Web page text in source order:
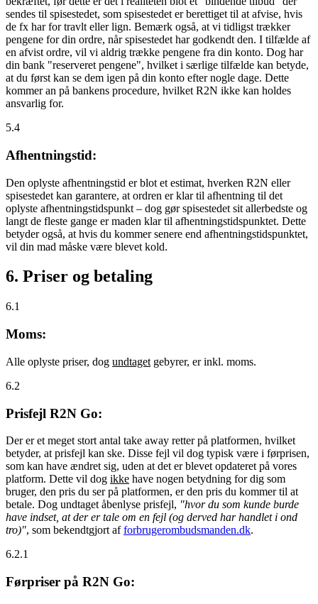
sendes til spisestedet, som spisestedet er berettiget til at afvise, hvis
de fx har for travlt eller lign. Bemærk også, at vi tidligst trækker
pengene for din ordre, når spisestedet har godkendt den. I tilfælde af
en afvist ordre, vil vi aldrig trække pengene fra din konto. Dog har
din bank "reserveret pengene", hvilket i særlige tilfælde kan betyde,
at du først kan se dem igen på din konto efter nogle dage. Dette
kommer an på bankens procedure, hvilket R2N ikke kan holdes
ansvarlig for.
5.4
Afhentningstid:
Den oplyste afhentningstid er blot et estimat, hverken R2N eller
spisestedet kan garantere, at ordren er klar til afhentning til det
oplyste afhentningstidspunkt – dog gør spisestedet sit allerbedste og
langt de fleste gange er maden klar til afhentningstidspunktet. Dette
betyder også, at hvis du kommer senere end afhentningstidspunktet,
vil din mad måske være blevet kold.
6. Priser og betaling
6.1
Moms:
Alle oplyste priser, dog undtaget gebyrer, er inkl. moms.
6.2
Prisfejl R2N Go:
Der er et meget stort antal take away retter på platformen, hvilket
betyder, at prisfejl kan ske. Disse fejl vil dog typisk være i førprisen,
som kan have ændret sig, uden at det er blevet opdateret på vores
platform. Dette vil dog ikke have nogen betydning for dig som
bruger, den pris du ser på platformen, er den pris du kommer til at
betale. Dog undtaget åbenlyse prisfejl, "hvor du som kunde burde
have indset, at der er tale om en fejl (og derved har handlet i ond
tro)", som bekendtgjort afforbrugerombudsmanden.dk.
6.2.1
Førpriser på R2N Go: